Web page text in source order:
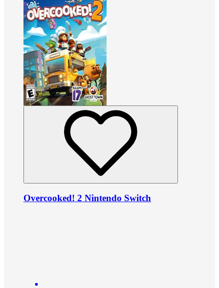
Overcooked! 2 Nintendo Switch